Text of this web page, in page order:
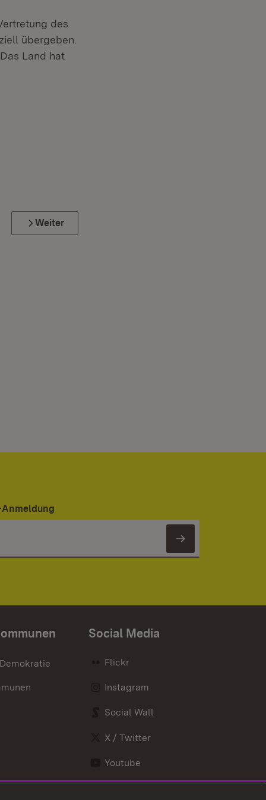
des
übergeben.
Land hat
Weiter
Newsletter
Social Media
Flickr
Instagram
Social Wall
X / Twitter
Youtube